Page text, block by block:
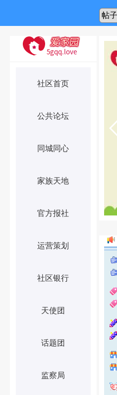
社区首页
公共论坛
同城同心
家族天地
官方报社
运营策划
社区银行
天使团
话题团
监察局